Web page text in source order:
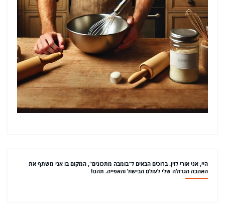
היי, אני אורי לוין. ברוכים הבאים ל"בומבה מתכונים", המקום בו אני משתף את
האהבה הגדולה שלי לעולם הבישול והאפייה. תהנו!